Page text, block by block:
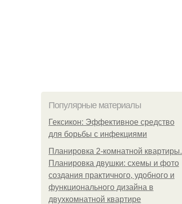
Популярные материалы
Гексикон: Эффективное средство
для борьбы с инфекциями
Планировка 2-комнатной квартиры.
Планировка двушки: схемы и фото
создания практичного, удобного и
функционального дизайна в
двухкомнатной квартире